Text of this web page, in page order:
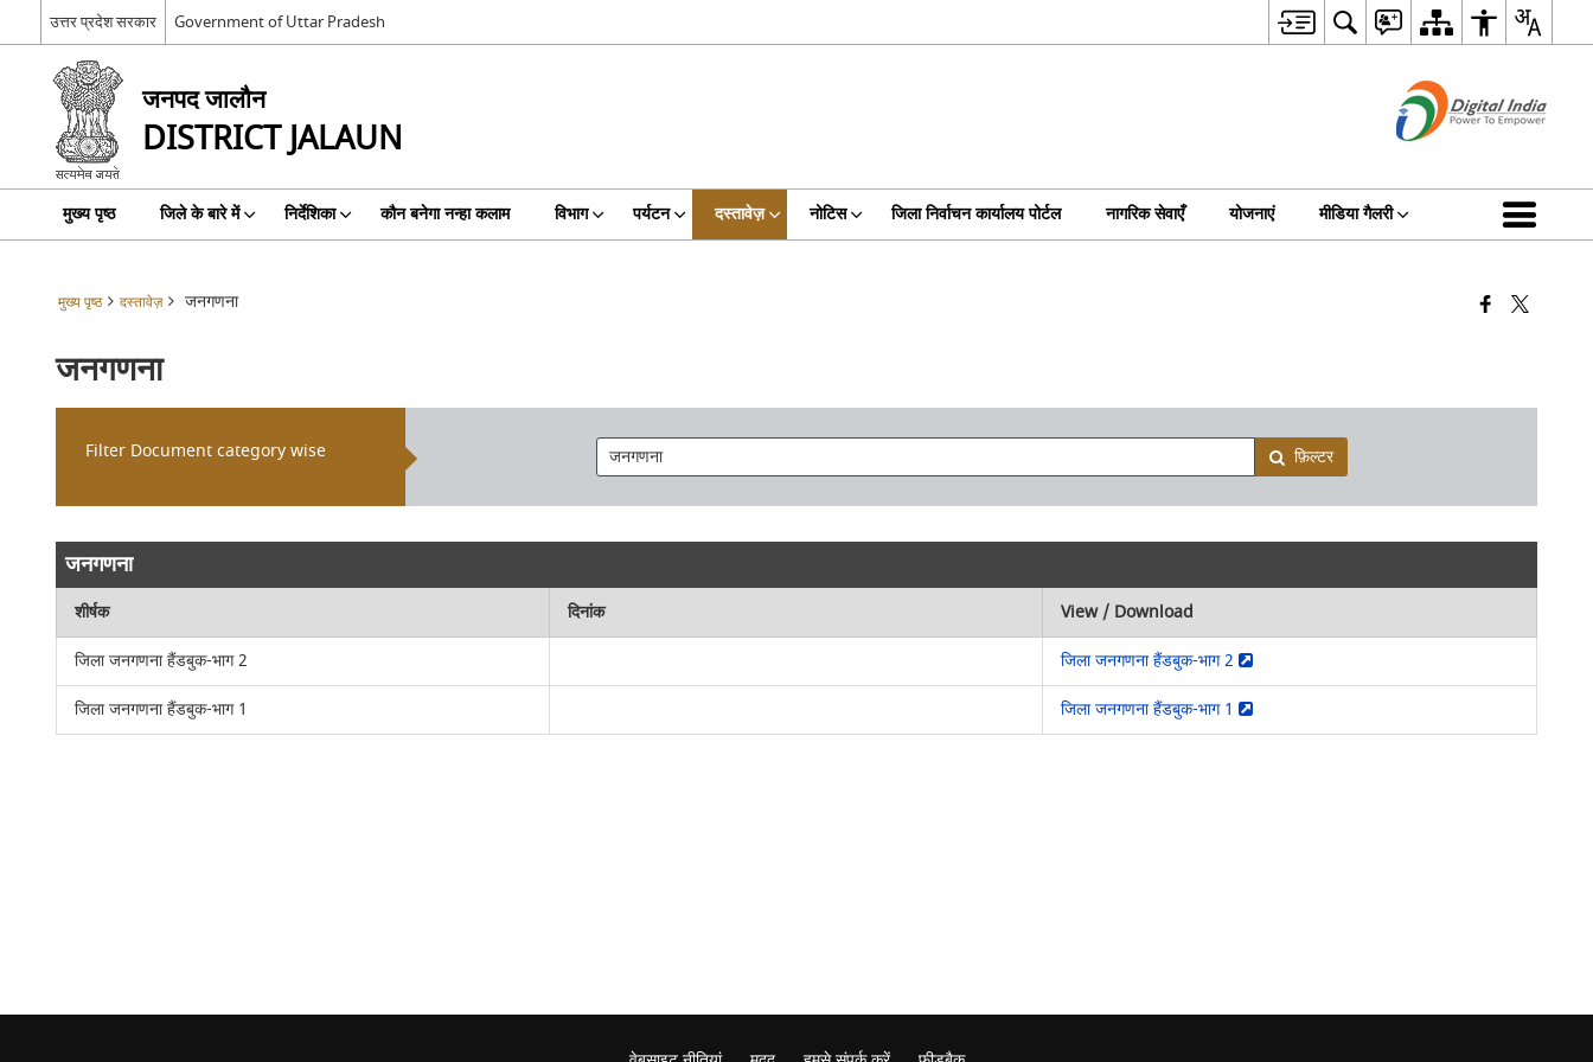
उत्तर प्रदेश सरकार Government of Uttar Pradesh
जनपद जालौन
DISTRICT JALAUN
मुख्य पृष्ठ जिले के बारे में निर्देशिका कौन बनेगा नन्हा कलाम विभाग पर्यटन दस्तावेज़ नोटिस जिला निर्वाचन कार्यालय पोर्टल नागरिक सेवाएँ योजनाएं मीडिया गैलरी
मुख्य पृष्ठ दस्तावेज़ जनगणना
जनगणना
Filter Document category wise फ़िल्टर
जनगणना
शीर्षक दिनांक
View / Download
जिला जनगणना हैंडबुक-भाग 2
जिला जनगणना हैंडबुक-भाग 2
जिला जनगणना हैंडबुक-भाग 1
जिला जनगणना हैंडबुक-भाग 1